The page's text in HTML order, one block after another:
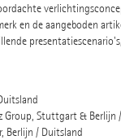
en de aangeboden
Stuttgart & Berlijn
Berlijn / Duitsland